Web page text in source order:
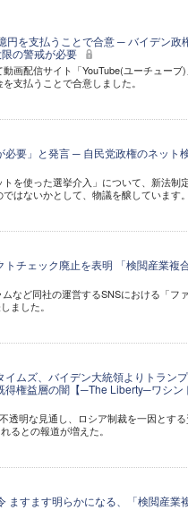
円を支払うことで合意 ─ バイデン政
の警戒が必要
画配信サイト「YouTube(ユーチューブ
支払うことで合意しました。
要」と発言 ─ 自民党政権のネット
を使った選挙介入」について、新法制
はないかとして、物議を醸しています。
チェック廃止を表明 「検閲産業複
など同社の運営するSNSにおける「フ
ました。
ムズ、バイデン大統領よりトラン
権益層の闇【─The Liberty─ワシン
透明な見通し、ロシア制裁を一因とす
るとの報道が増えた。
ますます明らかになる、「検閲産業